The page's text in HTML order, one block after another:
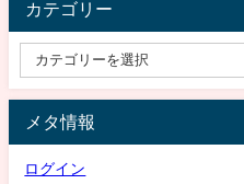
カテゴリー
メタ情報
ログイン